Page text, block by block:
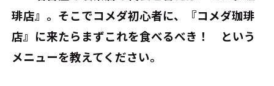
琲店』。そこでコメダ初心者に、『コメダ珈琲
店』に来たらまずこれを食べるべき！ という
メニューを教えてください。